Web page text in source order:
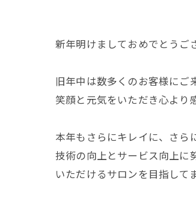
新年明けましておめでとうご
旧年中は数多くのお客様にご
笑顔と元気をいただき心より
本年もさらにキレイに、さら
技術の向上とサービス向上に
いただけるサロンを目指して